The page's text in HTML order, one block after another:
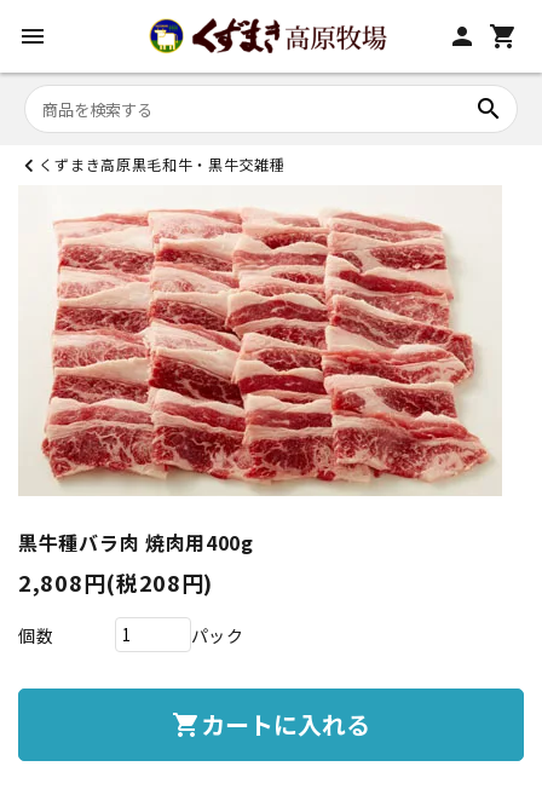
menu person shopping_cart
search
くずまき高原黒毛和牛・黒牛交雑種
黒牛種バラ肉 焼肉用400g
2,808円(税208円)
個数 パック
shopping_cart カートに入れる